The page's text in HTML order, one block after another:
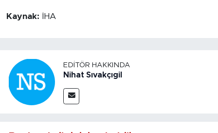
Kaynak: İHA
EDITÖR HAKKINDA
Nihat Sıvakçıgil